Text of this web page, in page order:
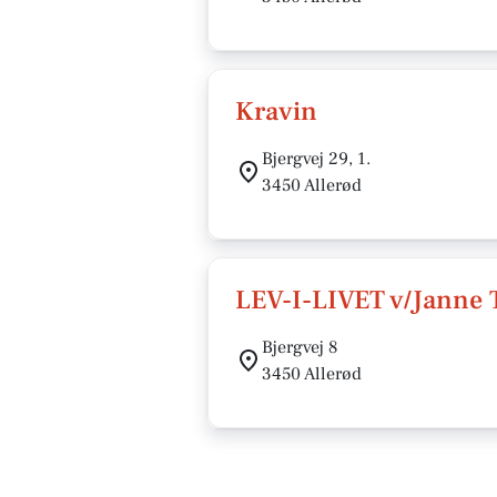
Kravin
Bjergvej 29, 1.
3450 Allerød
LEV-I-LIVET v/Janne
Bjergvej 8
3450 Allerød